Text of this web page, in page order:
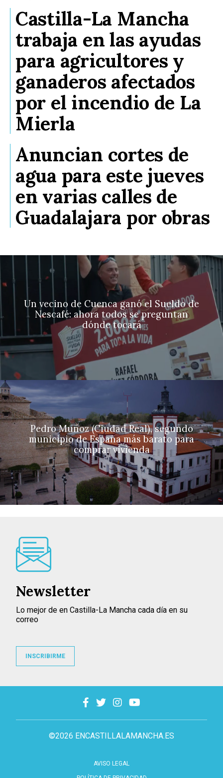
Castilla-La Mancha
trabaja en las ayudas
para agricultores y
ganaderos afectados
por el incendio de La
Mierla
Anuncian cortes de
agua para este jueves
en varias calles de
Guadalajara por obras
Un vecino de Cuenca ganó el Sueldo de
Nescafé: ahora todos se preguntan
dónde tocará
Pedro Muñoz (Ciudad Real), segundo
municipio de España más barato para
comprar vivienda
©2026 ENCASTILLALAMANCHA.ES
AVISO LEGAL
Newsletter
Lo mejor de en Castilla-La Mancha cada día en su
correo
INSCRIBIRME